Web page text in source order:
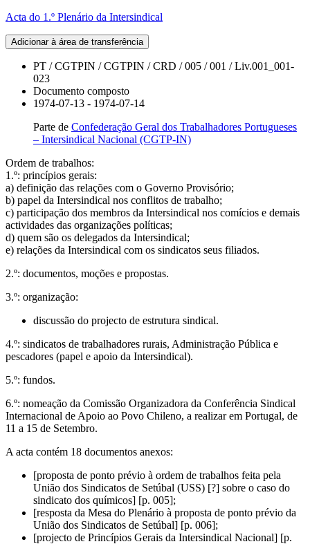
Acta do 1.º Plenário da Intersindical
Adicionar à área de transferência
PT / CGTPIN / CGTPIN / CRD / 005 / 001 / Liv.001_001-
023
Documento composto
1974-07-13 - 1974-07-14
Parte de Confederação Geral dos Trabalhadores Portugueses
– Intersindical Nacional (CGTP-IN)
Ordem de trabalhos:
1.º: princípios gerais:
a) definição das relações com o Governo Provisório;
b) papel da Intersindical nos conflitos de trabalho;
c) participação dos membros da Intersindical nos comícios e demais
actividades das organizações políticas;
d) quem são os delegados da Intersindical;
e) relações da Intersindical com os sindicatos seus filiados.
2.º: documentos, moções e propostas.
3.º: organização:
discussão do projecto de estrutura sindical.
4.º: sindicatos de trabalhadores rurais, Administração Pública e
pescadores (papel e apoio da Intersindical).
5.º: fundos.
6.º: nomeação da Comissão Organizadora da Conferência Sindical
Internacional de Apoio ao Povo Chileno, a realizar em Portugal, de
11 a 15 de Setembro.
A acta contém 18 documentos anexos:
[proposta de ponto prévio à ordem de trabalhos feita pela
União dos Sindicatos de Setúbal (USS) [?] sobre o caso do
sindicato dos químicos] [p. 005];
[resposta da Mesa do Plenário à proposta de ponto prévio da
União dos Sindicatos de Setúbal] [p. 006];
[projecto de Princípios Gerais da Intersindical Nacional] [p.